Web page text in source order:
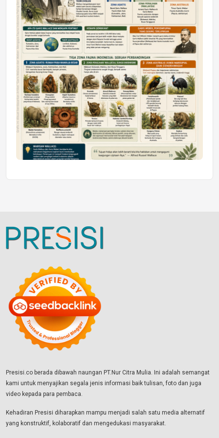
Presisi.co berada dibawah naungan PT.Nur Citra Mulia. Ini adalah semangat
kami untuk menyajikan segala jenis informasi baik tulisan, foto dan juga
video kepada para pembaca.
Kehadiran Presisi diharapkan mampu menjadi salah satu media alternatif
yang konstruktif, kolaboratif dan mengedukasi masyarakat.